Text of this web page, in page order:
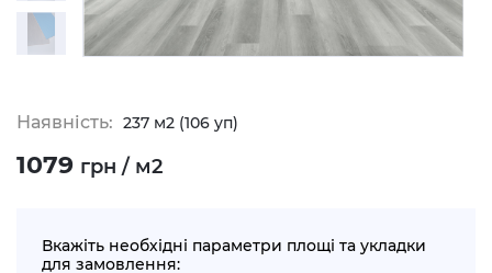
Наявність: 237 м2 (106 уп)
1079 грн / м2
Вкажіть необхідні параметри площі та укладки
для замовлення: